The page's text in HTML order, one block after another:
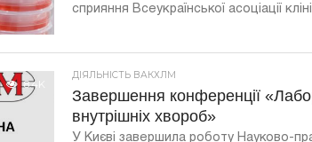
сприяння Всеукраїнської асоціації
8.4K
ДІЯЛЬНІСТЬ ВАКХЛМ
Завершення конференції
внутрішніх хвороб»
У Києві завершила роботу Науково-